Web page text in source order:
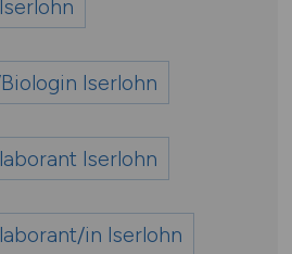
Iserlohn
Iserlohn
in Iserlohn